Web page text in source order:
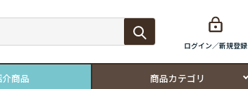
ログイン／新規登録
商品 商品カテゴリ